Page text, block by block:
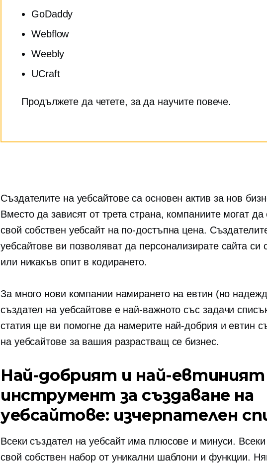
GoDaddy
Webflow
Weebly
UCraft
Продължете да четете, за да научите повече.
Създателите на уебсайтове са основен актив за нов
Вместо да зависят от трета страна, компаниите могат да
свой собствен уебсайт на по-достъпна цена.
уебсайтове ви позволяват да персонализирате сайта си
или никакъв опит в кодирането.
За много нови компании намирането на евтин (но
създател на уебсайтове е най-важнотосъс задачи
статия ще ви помогне да намерите най-добрия и евтин
на уебсайтове за вашия разрастващ се бизнес.
Най-добрият и най-евтиният
инструмент за създаване на
уебсайтове: изчерпателен
Всеки създател на уебсайт има плюсове и минуси.
свой собствен набор от уникални шаблони и функции.